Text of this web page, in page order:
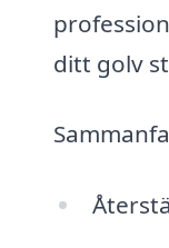
ditt golv